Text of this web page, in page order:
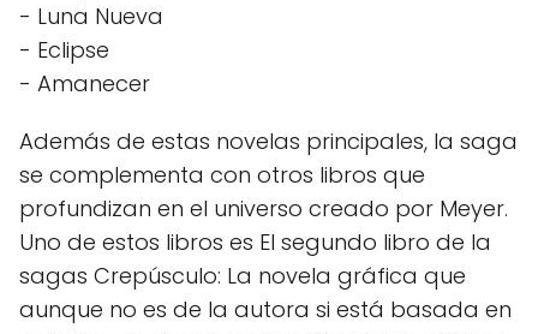
- Luna Nueva
- Eclipse
- Amanecer
Además de estas novelas principales, la saga
se complementa con otros libros que
profundizan en el universo creado por Meyer.
Uno de estos libros es El segundo libro de la
sagas Crepúsculo: La novela gráfica que
aunque no es de la autora si está basada en